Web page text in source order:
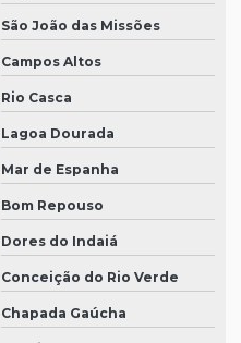
São João das Missões
Campos Altos
Rio Casca
Lagoa Dourada
Mar de Espanha
Bom Repouso
Dores do Indaiá
Conceição do Rio Verde
Chapada Gaúcha